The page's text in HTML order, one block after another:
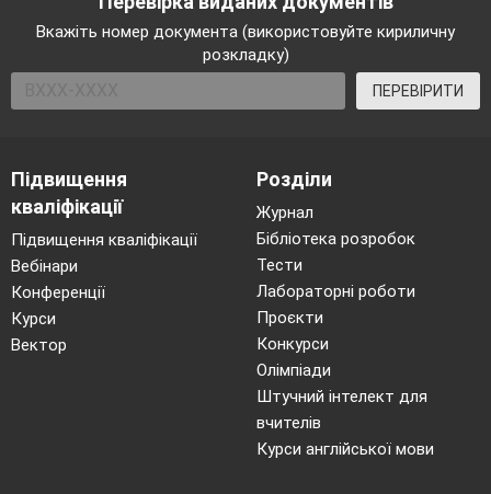
Вкажіть номер документа (використовуйте кириличну
розкладку)
ПЕРЕВІРИТИ
Підвищення
кваліфікації
Підвищення кваліфікації
Вебінари
Конференції
Курси
Вектор
Розділи
Журнал
Бібліотека розробок
Тести
Лабораторні роботи
Проєкти
Конкурси
Олімпіади
Штучний інтелект для
вчителів
Курси англійської мови